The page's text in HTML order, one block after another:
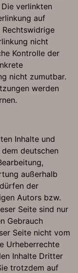
verlinkten
auf
nicht
Kontrolle der
nicht zumutbar.
werden
Inhalte und
deutschen
außerhalb
der
Autors bzw.
Seite sind nur
Gebrauch
Seite nicht vom
Urheberrechte
Inhalte Dritter
trotzdem auf